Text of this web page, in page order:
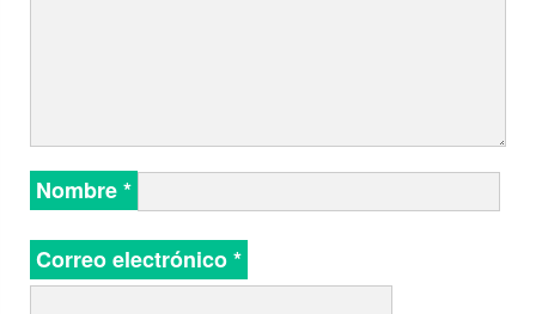
Nombre*
Correo electrónico*